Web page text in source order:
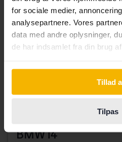
for sociale medier,
analysepartnere. Vores
data med andre oplysninger,
de har indsamlet fra din brug
Tillad
Tilpas
BMW i4